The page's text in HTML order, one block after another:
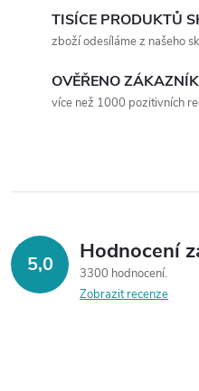
r
v
k
TISÍCE PRODUKTŮ
zboží odesíláme z našeho
OVĚŘENO
více než 1000 pozitivních
5,0 Hodnocení
3300 hodnocení
Zobrazit recenze